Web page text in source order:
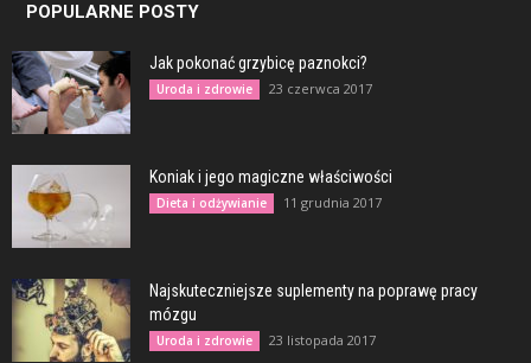
POPULARNE POSTY
Jak pokonać grzybicę paznokci?
Uroda i zdrowie 23 czerwca 2017
Koniak i jego magiczne właściwości
Dieta i odżywianie 11 grudnia 2017
Najskuteczniejsze suplementy na poprawę pracy
mózgu
Uroda i zdrowie 23 listopada 2017